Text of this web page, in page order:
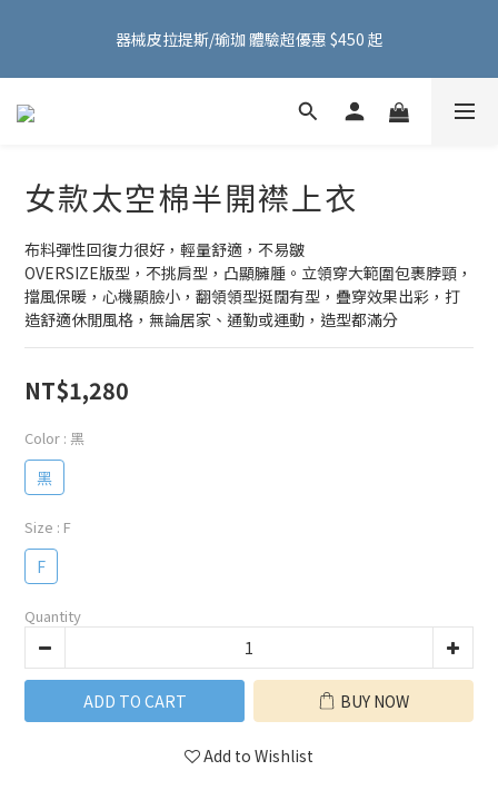
～
器械皮拉提斯/瑜珈 體驗超優惠 $450 起
FMA ACTIVE 服飾首購 599 元免運費！加入會員贈 100 元購物金
女款太空棉半開襟上衣
布料彈性回復力很好，輕量舒適，不易皺
OVERSIZE版型，不挑肩型，凸顯臃腫。立領穿大範圍包裹脖頸，
擋風保暖，心機顯臉小，翻領領型挺闊有型，疊穿效果出彩，打
造舒適休閒風格，無論居家、通勤或運動，造型都滿分
NT$1,280
Color : 黑
黑
Size : F
F
Quantity
ADD TO CART BUY NOW
Add to Wishlist